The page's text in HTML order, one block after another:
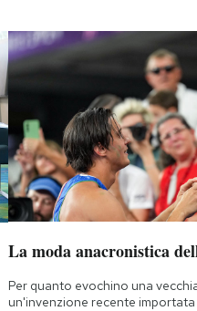
La moda anacronistica
Per quanto evochino una
un'invenzione recente